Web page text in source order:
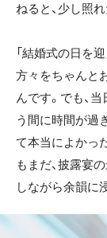
ねると、少し照
「結婚式の日を
方々をちゃんと
んです。でも、
う間に時間が過
て本当によかっ
もまだ、披露宴
しながら余韻に